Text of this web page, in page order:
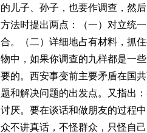
的儿子、孙子，也要作调查，然
方法时提出两点：（一）对立统
合。（二）详细地占有材料，抓
物中，如果你调查的九样都是一
要的。西安事变前主要矛盾在国
题和解决问题的出发点。又指出
讨厌。要在谈话和做朋友的过程
众不讲真话，不怪群众，只怪自己